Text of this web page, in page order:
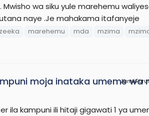
wa siku yule marehemu
naye .Je mahakama itafanyeje
marehemu mda mzima
moja inataka umeme wa
ila kampuni ili hitaji gigawati 1 ya